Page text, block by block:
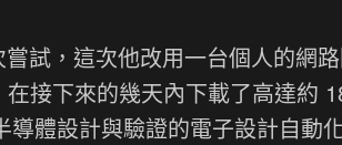
試，這次他改用一台個人的網
接下來的幾天內下載了高達約
導體設計與驗證的電子設計自動